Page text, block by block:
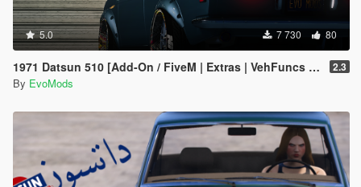
5.0 7 730 80
1971 Datsun 510 [Add-On / FiveM | Extras | VehFuncs V | Animated] 2.3
By EvoMods